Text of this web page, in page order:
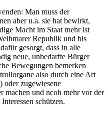
Man muss der
aber u.a. sie hat bewirkt,
Macht im Staat mehr ist
Republik und bis
gesorgt, dass in alle
neue, unbedarfte Bürger
Bewegungen bemerken
also durch eine Art
oder zugewiesene
machen und ncoh mehr vor der
schützen.